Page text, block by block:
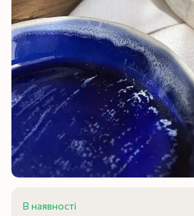
В наявності